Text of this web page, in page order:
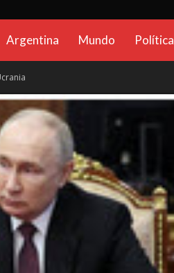
Argentina Mundo Política